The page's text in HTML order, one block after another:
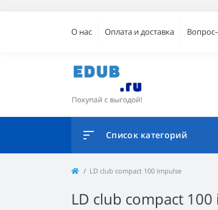
О нас Оплата и доставка
Список категорий
LD club compact 100 impulse
LD club compact